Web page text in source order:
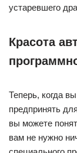
устаревшего
Красота
Теперь, когда
предпринять
вы можете
вам не нужно